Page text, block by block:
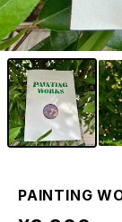
PAINTING